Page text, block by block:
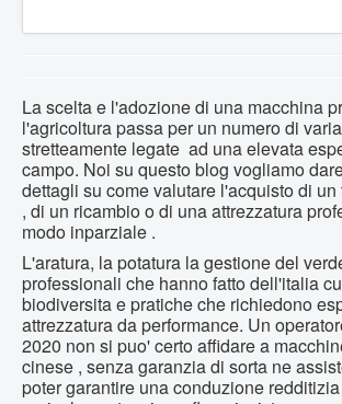
La scelta e l'adozione di una macchina
l'agricoltura passa per un numero di
stretteamente legate ad una elevata
campo. Noi su questo blog vogliamo
dettagli su come valutare l'acquisto di
, di un ricambio o di una attrezzatura
modo inparziale .
L'aratura, la potatura la gestione del
professionali che hanno fatto dell'italia
biodiversita e pratiche che richiedono
attrezzatura da performance. Un
2020 non si puo' certo affidare a
cinese , senza garanzia di sorta ne
poter garantire una conduzione